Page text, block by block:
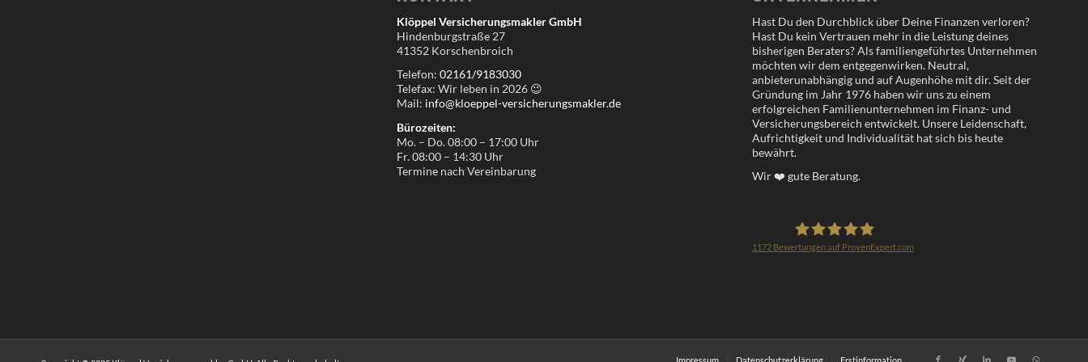
Klöppel Versicherungsmakler GmbH
Hindenburgstraße 27
41352 Korschenbroich
Telefon: 02161/9183030
Telefax: Wir leben in 2026 😉
Mail: info@kloeppel-versicherungsmakler.de
Bürozeiten:
Mo. – Do. 08:00 – 17:00 Uhr
Fr. 08:00 – 14:30 Uhr
Termine nach Vereinbarung
Hast Du den Durchblick über Deine Finanzen verloren?
Hast Du kein Vertrauen mehr in die Leistung deines
bisherigen Beraters? Als familiengeführtes Unternehmen
möchten wir dem entgegenwirken. Neutral,
anbieterunabhängig und auf Augenhöhe mit dir. Seit der
Gründung im Jahr 1976 haben wir uns zu einem
erfolgreichen Familienunternehmen im Finanz- und
Versicherungsbereich entwickelt. Unsere Leidenschaft,
Aufrichtigkeit und Individualität hat sich bis heute
bewährt.
Wir❤️ gute Beratung.
1172 Bewertungen auf ProvenExpert.com
Impressum Datenschutzerklärung Erstinformation